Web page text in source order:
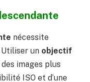
nécessite
un objectif
images plus
ISO et d’une